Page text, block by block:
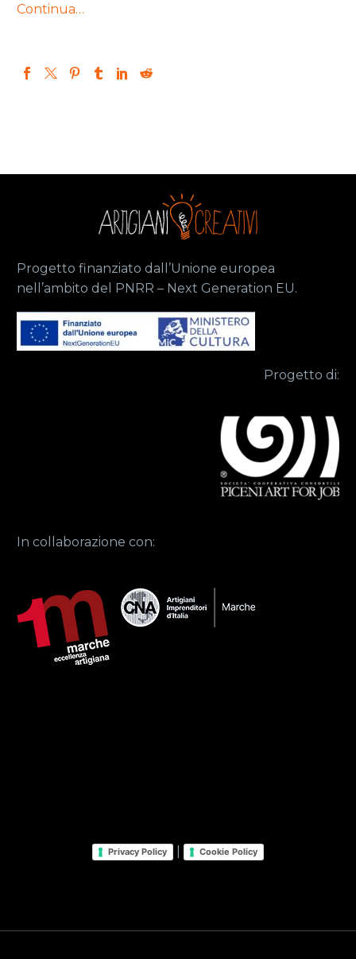
Continua…
Progetto finanziato dall’Unione europea
nell’ambito del PNRR – Next Generation EU.
Progetto di:
In collaborazione con:
Privacy Policy Cookie Policy